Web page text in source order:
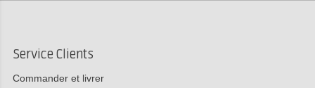
Service Clients
Commander et livrer